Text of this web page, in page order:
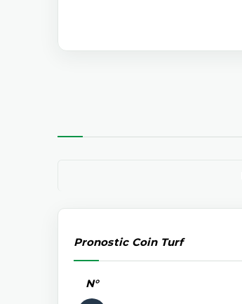
Pronostic Coin Turf
N°